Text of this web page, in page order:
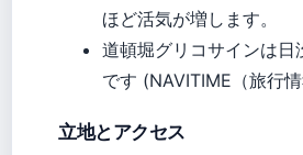
ほど活気が増します。
道頓堀グリコサインは
です (NAVITIME（旅行情
立地とアクセス